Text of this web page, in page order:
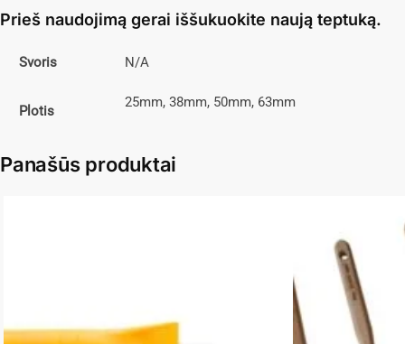
Prieš naudojimą gerai iššukuokite naują teptuką.
Svoris N/A
Plotis
25mm, 38mm, 50mm, 63mm
Panašūs produktai